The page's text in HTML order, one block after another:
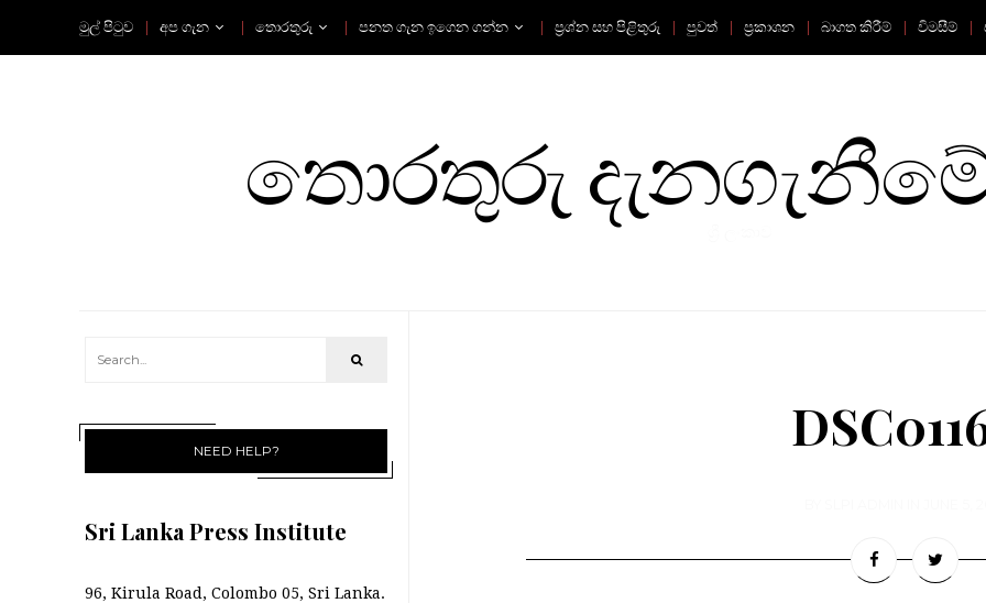
මුල් පිටුව අප ගැන තොරතුරු පනත ගැන ඉගෙන ගන්න ප්‍රශ්න සහ පිළිතුරු පුවත් ප්‍රකාශන බාගත කිරීම් විමසීම්
තොරතුරු
NEED HELP?
Sri Lanka Press Institute
96, Kirula Road, Colombo 05, Sri Lanka.